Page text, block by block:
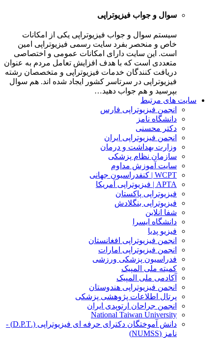
سوال و جواب فیزیوتراپی
سیستم سوال و جواب فیزیوتراپی یکی از امکانات
خاص و منحصر بفرد سایت رسمی فیزیوتراپی امین
است. این سایت دارای امکانات عمومی و اختصاصی
متعددی است که با هدف افزایش تعامل مردم به عنوان
دریافت کنندگان خدمات فیزیوتراپی و متخصصان رشته
فیزیوتراپی در سرتاسر کشور ایجاد شده اند. هم سوال
بپرسید و هم جواب دهید…
سایت های مرتبط
انجمن فیزیوتراپی فارس
دانشگاه نامز
دکتر محسنی
انجمن فیزیوتراپی ایران
وزارت بهداشت و درمان
سازمان نظام پزشکی
سایت آموزش مداوم
WCPT | کنفدراسیون جهانی
APTA | فیزیوتراپی آمریکا
فیزیوتراپی پاکستان
فیزیوتراپی بنگلادش
شفا انلاین
دانشگاه ایسرا
فیزیو پدیا
انجمن فیزیوتراپی افغانستان
انجمن فیزیوتراپی امارات
فدراسیون پزشکی ورزشی
کمیته ملی المپیک
آکادمی ملی المپیک
انجمن فیزیوتراپی هندوستان
پرتال اطلاعات پژوهشی پزشکی
انجمن جراحان ارتوپدی ایران
National Taiwan University
دانش آموختگان دکترای حرفه ای فیزیوتراپی (.D.P.T) -
نامز (NUMSS)